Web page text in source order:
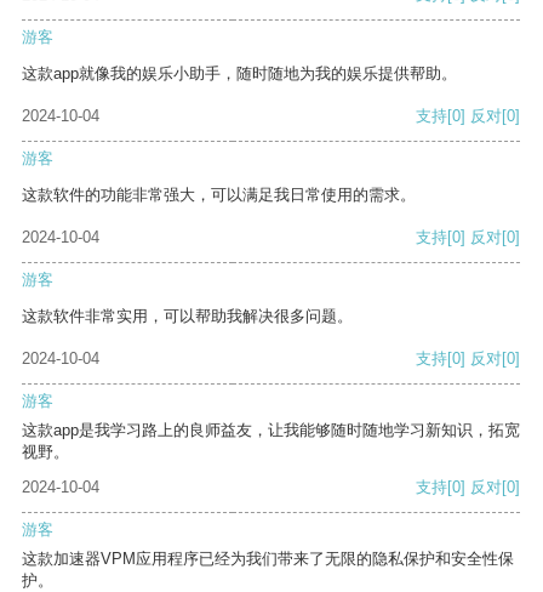
游客
这款app就像我的娱乐小助手，随时随地为我的娱乐提供帮助。
2024-10-04 支持[0] 反对[0]
游客
这款软件的功能非常强大，可以满足我日常使用的需求。
2024-10-04 支持[0] 反对[0]
游客
这款软件非常实用，可以帮助我解决很多问题。
2024-10-04 支持[0] 反对[0]
游客
这款app是我学习路上的良师益友，让我能够随时随地学习新知识，拓宽
视野。
2024-10-04
支持[0] 反对[0]
游客
这款加速器VPM应用程序已经为我们带来了无限的隐私保护和安全性保
护。